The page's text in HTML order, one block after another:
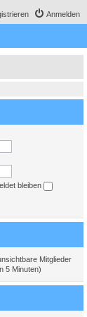
Anmelden
bleiben
Mitglieder
5 Minuten)